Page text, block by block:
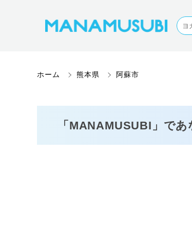
ホーム 熊本県 阿蘇市
「MANAMUSUBI」で